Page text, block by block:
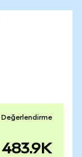
Değerlendirme
483.9K